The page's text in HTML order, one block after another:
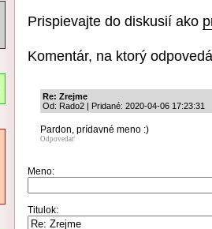
Prispievajte do diskusií ako
Komentár, na ktorý
Re: Zrejme
Od: Rado2 | Pridané: 2020-04-06 17:23:31
Pardon, prídavné meno :)
Odpovedať
Meno:
Titulok: